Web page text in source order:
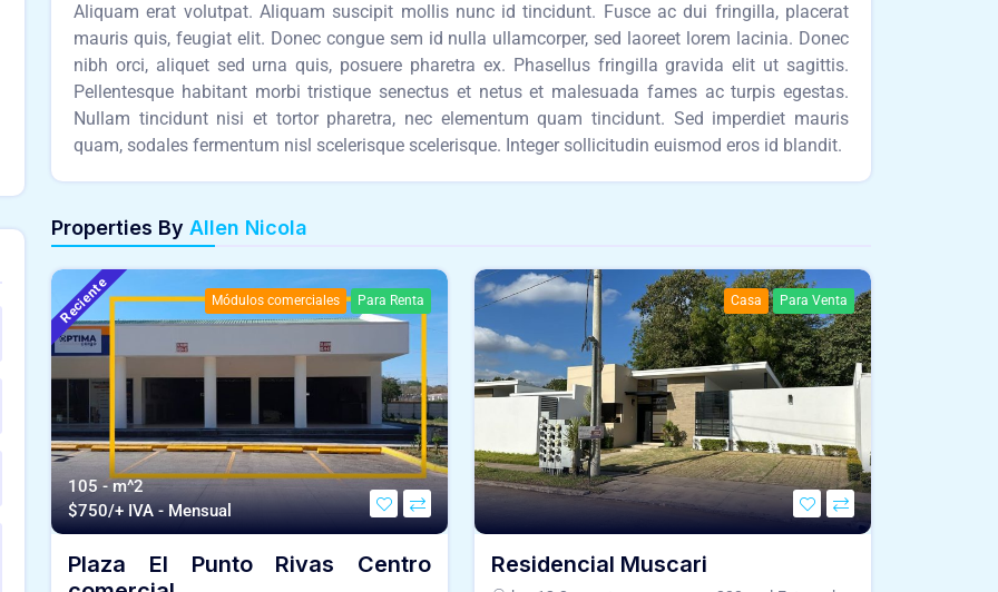
Aliquam erat volutpat. Aliquam suscipit mollis nunc id tincidunt. Fusce ac dui fringilla, placerat
mauris quis, feugiat elit. Donec congue sem id nulla ullamcorper, sed laoreet lorem lacinia. Donec
nibh orci, aliquet sed urna quis, posuere pharetra ex. Phasellus fringilla gravida elit ut sagittis.
Pellentesque habitant morbi tristique senectus et netus et malesuada fames ac turpis egestas.
Nullam tincidunt nisi et tortor pharetra, nec elementum quam tincidunt. Sed imperdiet mauris
quam, sodales fermentum nisl scelerisque scelerisque. Integer sollicitudin euismod eros id blandit.
Properties By Allen Nicola
Reciente Módulos comerciales Para Renta
105 - m^2
$750/+ IVA - Mensual
Plaza El Punto Rivas Centro
Casa Para Venta
Residencial Muscari